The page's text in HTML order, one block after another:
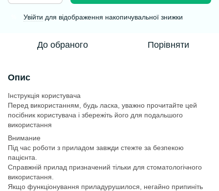
Увійти для відображення накопичувальної знижки
До обраного Порівняти
Опис
Інструкція користувача
Перед використанням, будь ласка, уважно прочитайте цей
посібник користувача і збережіть його для подальшого
використання
Внимание
Під час роботи з приладом завжди стежте за безпекою
пацієнта.
Справжній прилад призначений тільки для стоматологічного
використання.
Якщо функціонування приладурушилося, негайно припиніть